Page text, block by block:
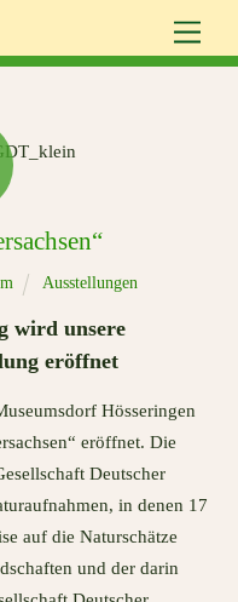
Ausstellungen
wird unsere
eröffnet
Hösseringen
eröffnet. Die
Deutscher
in denen 17
auf die Naturschätze
und der darin